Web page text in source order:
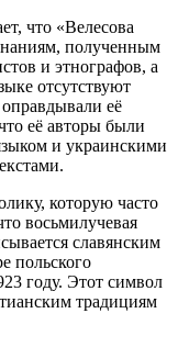
что «Велесова
полученным
и этнографов, а
отсутствуют
её
её авторы были
и украинскими
которую часто
восьмилучевая
славянским
польского
году. Этот символ
традициям